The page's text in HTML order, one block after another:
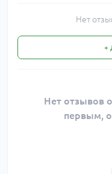
Нет
+
Нет отзывов
первым,